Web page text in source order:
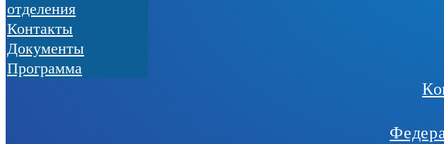
отделения
Контакты
Документы
Программа